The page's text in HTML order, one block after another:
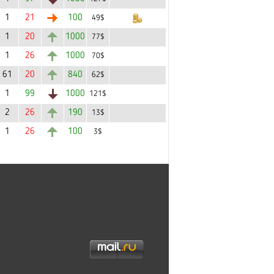
1 21 100 49$
1 20 1000 77$
1 26 1000 70$
61 20 840 62$
1 99 1000 121$
2 26 190 13$
1 26 100 3$